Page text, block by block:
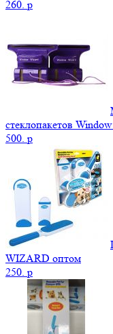
260. p
стеклопакетов
500. p
WIZARD оптом
250. p